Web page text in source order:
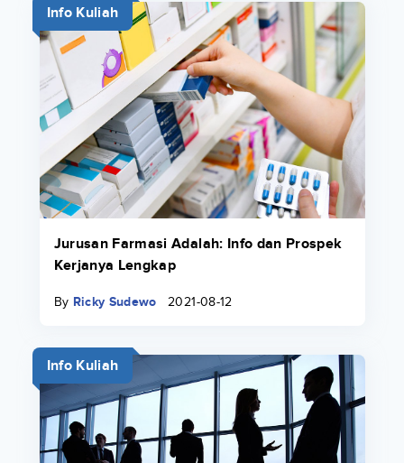
Info Kuliah
Jurusan Farmasi Adalah: Info dan Prospek
Kerjanya Lengkap
By Ricky Sudewo 2021-08-12
Info Kuliah